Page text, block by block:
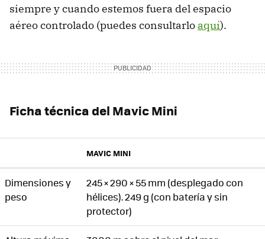
siempre y cuando estemos fuera del espacio
aéreo controlado (puedes consultarlo aquí).
Ficha técnica del Mavic Mini
MAVIC MINI
Dimensiones y
peso
245 × 290 × 55 mm (desplegado con
hélices). 249 g (con batería y sin
protector)